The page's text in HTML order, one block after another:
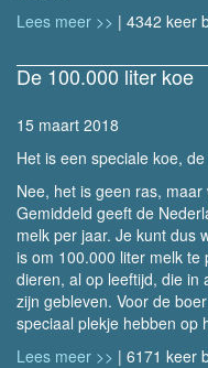
Lees meer >> | 4342 keer
De 100.000 liter koe
15 maart 2018
Het is een speciale koe,
Nee, het is geen ras,
Gemiddeld geeft de
melk per jaar. Je kunt dus
is om 100.000 liter melk
dieren, al op leeftijd, die in
zijn gebleven. Voor de
speciaal plekje hebben op
Lees meer >> | 6171 keer